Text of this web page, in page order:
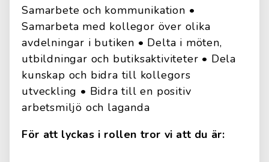
Samarbete och kommunikation •
Samarbeta med kollegor över olika
avdelningar i butiken • Delta i möten,
utbildningar och butiksaktiviteter • Dela
kunskap och bidra till kollegors
utveckling • Bidra till en positiv
arbetsmiljö och laganda
För att lyckas i rollen tror vi att du är: